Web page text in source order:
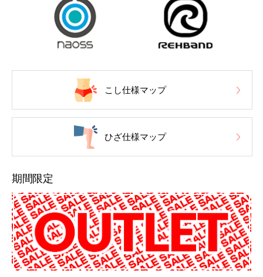
こし仕様マップ
ひざ仕様マップ
期間限定